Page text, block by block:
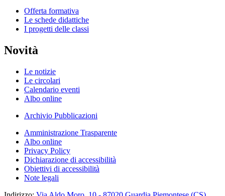
Offerta formativa
Le schede didattiche
I progetti delle classi
Novità
Le notizie
Le circolari
Calendario eventi
Albo online
Archivio Pubblicazioni
Amministrazione Trasparente
Albo online
Privacy Policy
Dichiarazione di accessibilità
Obiettivi di accessibilità
Note legali